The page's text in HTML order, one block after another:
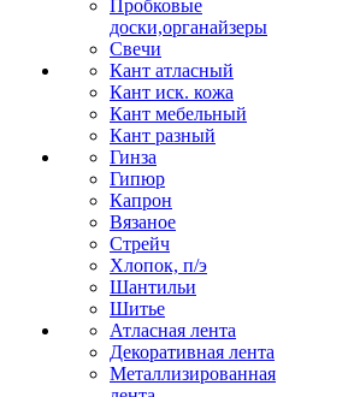
Пробковые
доски,органайзеры
Свечи
Кант атласный
Кант иск. кожа
Кант мебельный
Кант разный
Гинза
Гипюр
Капрон
Вязаное
Стрейч
Хлопок, п/э
Шантильи
Шитье
Атласная лента
Декоративная лента
Металлизированная